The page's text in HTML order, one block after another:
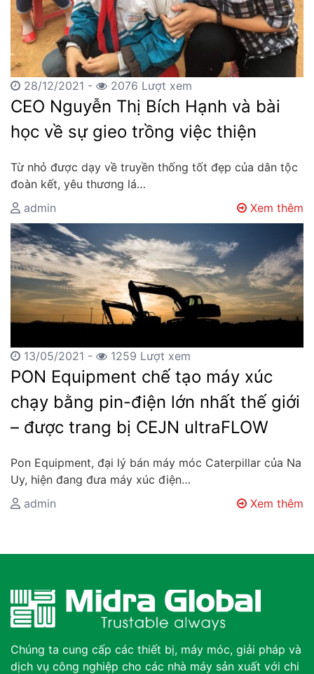
28/12/2021 - 2076 Lượt xem
CEO Nguyễn Thị Bích Hạnh và bài
học về sự gieo trồng việc thiện
Từ nhỏ được dạy về truyền thống tốt đẹp của dân tộc
đoàn kết, yêu thương lá…
admin
Xem thêm
13/05/2021 - 1259 Lượt xem
PON Equipment chế tạo máy xúc
chạy bằng pin-điện lớn nhất thế giới
– được trang bị CEJN ultraFLOW
Pon Equipment, đại lý bán máy móc Caterpillar của Na
Uy, hiện đang đưa máy xúc điện…
admin
Xem thêm
Chúng ta cung cấp các thiết bị, máy móc, giải pháp và
dịch vụ công nghiệp cho các nhà máy sản xuất với chi